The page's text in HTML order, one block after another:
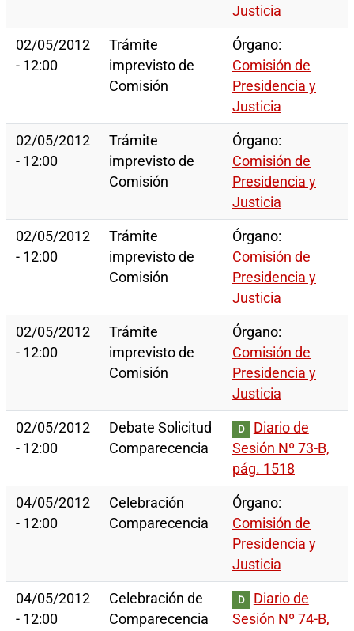
Justicia
02/05/2012
- 12:00
Trámite
imprevisto de
Comisión
Órgano:
Comisión de
Presidencia y
Justicia
02/05/2012
- 12:00
Trámite
imprevisto de
Comisión
Órgano:
Comisión de
Presidencia y
Justicia
02/05/2012
- 12:00
Trámite
imprevisto de
Comisión
Órgano:
Comisión de
Presidencia y
Justicia
02/05/2012
- 12:00
Trámite
imprevisto de
Comisión
Órgano:
Comisión de
Presidencia y
Justicia
02/05/2012
- 12:00
Debate Solicitud
Comparecencia
D
Diario de
Sesión Nº 73-B,
pág. 1518
04/05/2012
- 12:00
Celebración
Comparecencia
Órgano:
Comisión de
Presidencia y
Justicia
04/05/2012
- 12:00
Celebración de
Comparecencia
D
Diario de
Sesión Nº 74-B,